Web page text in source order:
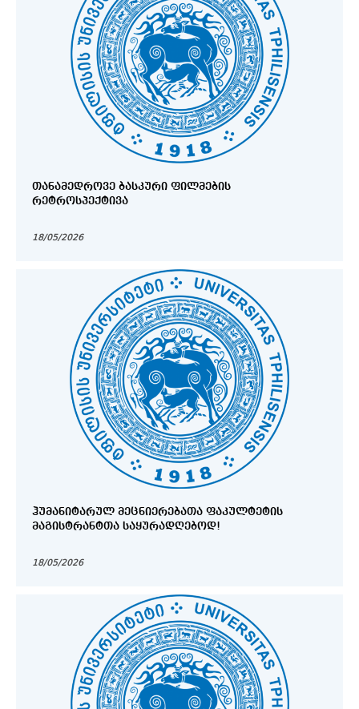
ᲗᲐᲜᲐᲛᲔᲓᲠᲝᲕᲔ ᲑᲐᲡᲙᲣᲠᲘ ᲤᲘᲚᲛᲔᲑᲘᲡ
ᲠᲔᲢᲠᲝᲡᲞᲔᲥᲢᲘᲕᲐ
18/05/2026
ᲰᲣᲛᲐᲜᲘᲢᲐᲠᲣᲚ ᲛᲔᲪᲜᲘᲔᲠᲔᲑᲐᲗᲐ ᲤᲐᲙᲣᲚᲢᲔᲢᲘᲡ
ᲛᲐᲒᲘᲡᲢᲠᲐᲜᲢᲗᲐ ᲡᲐᲧᲣᲠᲐᲓᲦᲔᲑᲝᲓ!
18/05/2026